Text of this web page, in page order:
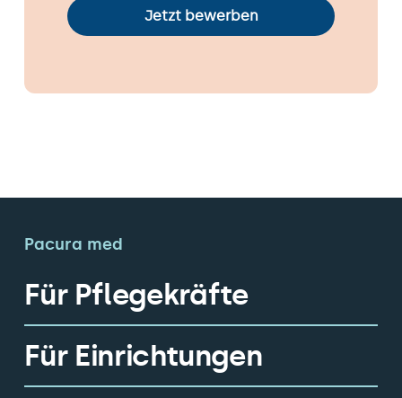
Jetzt bewerben
Pacura med
Für Pflegekräfte
Für Einrichtungen